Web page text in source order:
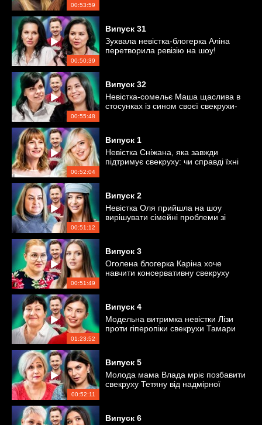
00:53:59
00:50:39
Випуск 31
Зухвала невістка-блогерка Аліна
перетворила ревізію на шоу!
00:55:48
Випуск 32
Невістка-сомельє Маша щаслива в
стосунках із сином своєї свекрухи-
00:52:04
Випуск 1
Невістка Сніжана, яка завжди
підтримує свекруху: чи справді їхні
00:51:12
Випуск 2
Невістка Оля прийшла на шоу
вирішувати сімейні проблеми зі
00:51:49
Випуск 3
Оголена блогерка Каріна хоче
навчити консервативну свекруху
01:23:52
Випуск 4
Модельна витримка невістки Лізи
проти гіперопіки свекрухи Тамари
00:52:11
Випуск 5
Молода мама Влада мріє позбавити
свекруху Тетяну від надмірної
Випуск 6